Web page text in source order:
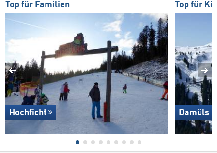
Top für Familien
Hochficht
Top für
Damüls